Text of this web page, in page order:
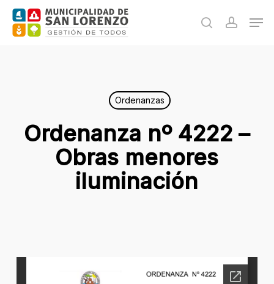
Skip
search
Ordenanzas
Ordenanza nº 4222 –
Obras menores
iluminación